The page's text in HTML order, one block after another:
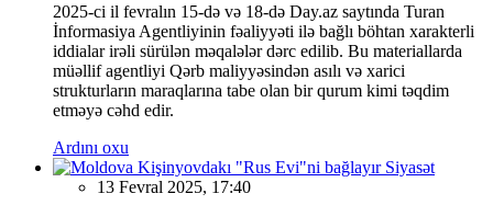
2025-ci il fevralın 15-də və 18-də Day.az saytında Turan
İnformasiya Agentliyinin fəaliyyəti ilə bağlı böhtan xarakterli
iddialar irəli sürülən məqalələr dərc edilib. Bu materiallarda
müəllif agentliyi Qərb maliyyəsindən asılı və xarici
strukturların maraqlarına tabe olan bir qurum kimi təqdim
etməyə cəhd edir.
Ardını oxu
Siyasət
13 Fevral 2025, 17:40